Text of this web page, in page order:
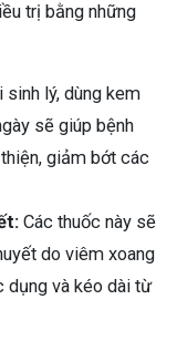
trị bằng những
sinh lý, dùng kem
sẽ giúp bệnh
giảm bớt các
Các thuốc này sẽ
do viêm xoang
dụng và kéo dài từ